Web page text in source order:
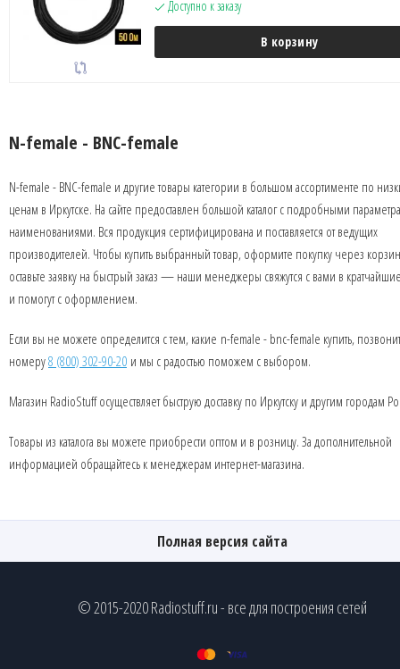
Доступно к заказу
В корзину
N-female - BNC-female
N-female - BNC-female и другие товары категории в большом ассортименте по
ценам в Иркутске. На сайте предоставлен большой каталог с подробными
наименованиями. Вся продукция сертифицирована и поставляется от ведущих
производителей. Чтобы купить выбранный товар, оформите покупку через
оставьте заявку на быстрый заказ — наши менеджеры свяжутся с вами в
и помогут с оформлением.
Если вы не можете определится с тем, какие n-female - bnc-female купить,
номеру8 (800) 302-90-20 и мы с радостью поможем с выбором.
Магазин RadioStuff осуществляет быструю доставку по Иркутску и другим городам
Товары из каталога вы можете приобрести оптом и в розницу. За дополнительной
информацией обращайтесь к менеджерам интернет-магазина.
Полная версия сайта
© 2015-2020 Radiostuff.ru - все для построения сетей